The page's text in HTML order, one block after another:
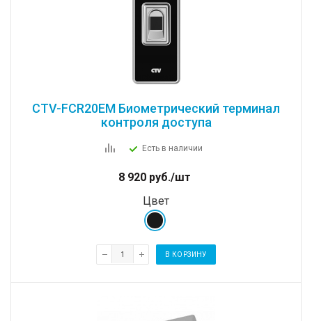
CTV-FCR20EM Биометрический терминал
контроля доступа
Есть в наличии
8 920 руб./шт
Цвет
В КОРЗИНУ